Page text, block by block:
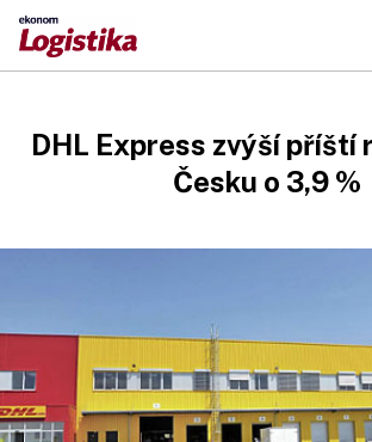
DHL Express zvýší příští
Česku o 3,9 %